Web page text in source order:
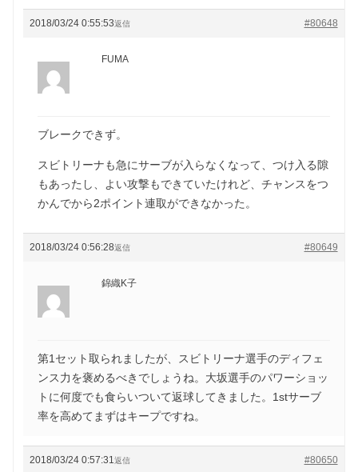
2018/03/24 0:55:53 #80648
返信
FUMA
ブレークできず。
スビトリーナも急にサーブが入らなくなって、つけ入る隙
もあったし、よい攻撃もできていたけれど、チャンスをつ
かんでから2ポイント連取ができなかった。
2018/03/24 0:56:28 #80649
返信
錦織K子
第1セット取られましたが、スビトリーナ選手のディフェ
ンス力を褒めるべきでしょうね。大坂選手のパワーショッ
トに何度でも食らいついて返球してきました。1stサーブ
率を高めてまずはキープですね。
2018/03/24 0:57:31 #80650
返信